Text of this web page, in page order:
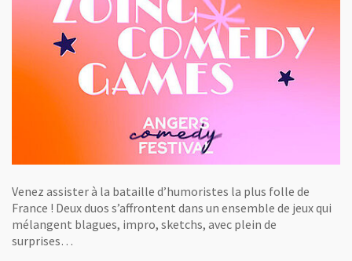
Venez assister à la bataille d’humoristes la plus folle de
France ! Deux duos s’affrontent dans un ensemble de jeux qui
mélangent blagues, impro, sketchs, avec plein de
surprises…